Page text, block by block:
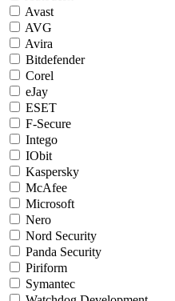
Avast
AVG
Avira
Bitdefender
Corel
eJay
ESET
F-Secure
Intego
IObit
Kaspersky
McAfee
Microsoft
Nero
Nord Security
Panda Security
Piriform
Symantec